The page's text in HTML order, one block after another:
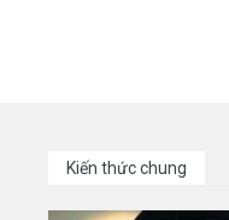
Kiến thức chung